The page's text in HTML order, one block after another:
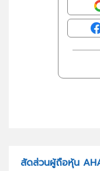
สัดส่วนผู้ถือหุ้น